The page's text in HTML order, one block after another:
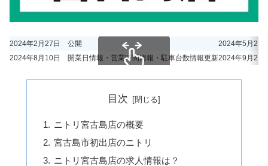
2024年2月27日 公開
2024年5月23
2024年8月10日 開業日情報・営業時間情報・駐車台数情報更新2024年9月2
スクロールできます
目次
ニトリ宮古島店の概要
宮古島市初出店のニトリ
ニトリ宮古島店の求人情報は？